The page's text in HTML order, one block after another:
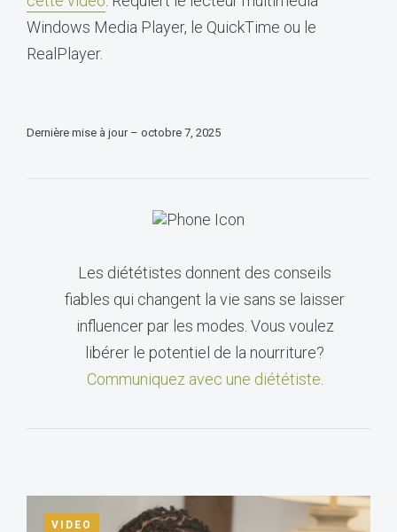
Windows Media Player, le QuickTime ou le
RealPlayer.
Dernière mise à jour – octobre 7, 2025
Les diététistes donnent des conseils
fiables qui changent la vie sans se laisser
influencer par les modes. Vous voulez
libérer le potentiel de la nourriture?
Communiquez avec une diététiste
VIDEO